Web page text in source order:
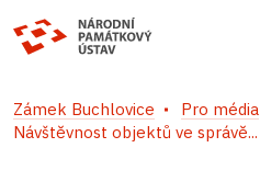
Zámek Buchlovice
Pro média
Návštěvnost objektů ve správě...